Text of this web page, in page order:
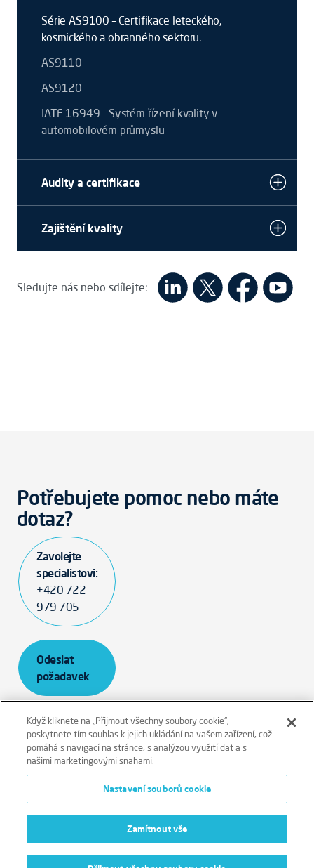
Série AS9100 – Certifikace leteckého,
kosmického a obranného sektoru.
AS9110
AS9120
IATF 16949 - Systém řízení kvality v
automobilovém průmyslu
Audity a certifikace
Zajištění kvality
Sledujte nás nebo sdílejte:
Potřebujete pomoc nebo máte
dotaz?
Zavolejte
specialistovi:
+420 722
979 705
Odeslat
požadavek
Odmítnutí odpovědnosti
Smluvní podmínky
Zásady ochrany osobních údajů
Cookies
Když kliknete na „Přijmout všechny soubory cookie“,
poskytnete tím souhlas k jejich ukládání na vašem zařízení, což
pomáhá s navigací na stránce, s analýzou využití dat a s
našimi marketingovými snahami.
Nastavení souborů cookie
Zamítnout vše